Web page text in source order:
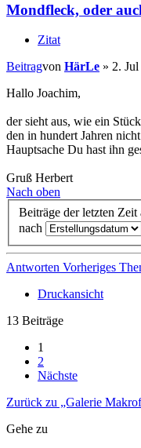
Mondfleck, oder
Zitat
Beitragvon HärLe » 2.
Hallo Joachim,
der sieht aus, wie ein
den in hundert Jahren
Hauptsache Du hast ihn
Gruß Herbert
Nach oben
Beiträge der letzten Zeit
nach
Antworten Vorheriges
Druckansicht
13 Beiträge
1
2
Nächste
Zurück zu „Galerie
Gehe zu